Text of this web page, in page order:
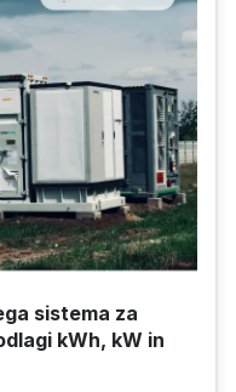
sistema za
kWh, kW in